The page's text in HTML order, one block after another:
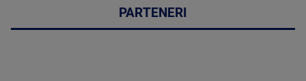
PARTENERI